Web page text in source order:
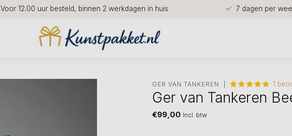
Voor 12.00 uur besteld, binnen 2 werkdagen in huis 7 dagen per
GER VAN TANKEREN 1
Ger van Tankeren
€99,00 Incl. btw